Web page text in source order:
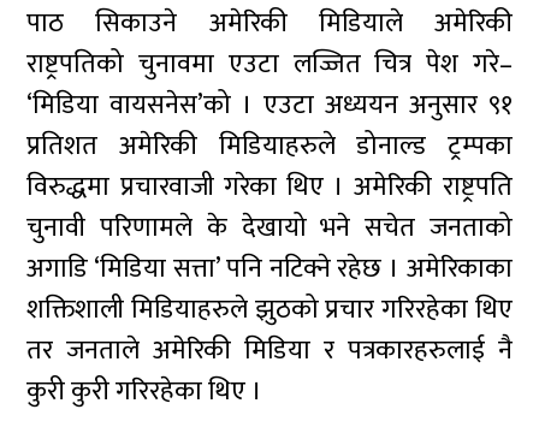
पाठ सिकाउने अमेरिकी मिडियाले अमेरिकी
राष्ट्रपतिको चुनावमा एउटा लज्जित चित्र पेश गरे–
‘मिडिया वायसनेस’को । एउटा अध्ययन अनुसार ९१
प्रतिशत अमेरिकी मिडियाहरुले डोनाल्ड ट्रम्पका
विरुद्धमा प्रचारवाजी गरेका थिए । अमेरिकी राष्ट्रपति
चुनावी परिणामले के देखायो भने सचेत जनताको
अगाडि ‘मिडिया सत्ता’ पनि नटिक्ने रहेछ । अमेरिकाका
शक्तिशाली मिडियाहरुले झुठको प्रचार गरिरहेका थिए
तर जनताले अमेरिकी मिडिया र पत्रकारहरुलाई नै
कुरी कुरी गरिरहेका थिए ।